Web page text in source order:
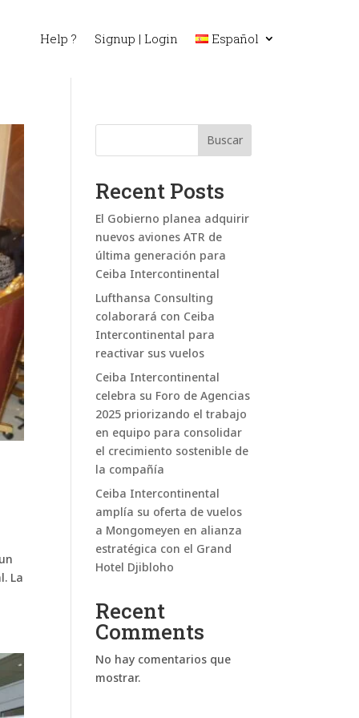
Help ? Signup | Login Español
La
Buscar
Recent Posts
El Gobierno planea adquirir
nuevos aviones ATR de
última generación para
Ceiba Intercontinental
Lufthansa Consulting
colaborará con Ceiba
Intercontinental para
reactivar sus vuelos
Ceiba Intercontinental
celebra su Foro de Agencias
2025 priorizando el trabajo
en equipo para consolidar
el crecimiento sostenible de
la compañía
Ceiba Intercontinental
amplía su oferta de vuelos
a Mongomeyen en alianza
estratégica con el Grand
Hotel Djibloho
Recent
Comments
No hay comentarios que
mostrar.